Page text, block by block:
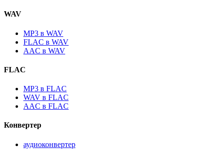
WAV
MP3 в WAV
FLAC в WAV
AAC в WAV
FLAC
MP3 в FLAC
WAV в FLAC
AAC в FLAC
Конвертер
аудиоконвертер